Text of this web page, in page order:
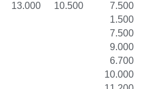
10.500
13.000
15.500